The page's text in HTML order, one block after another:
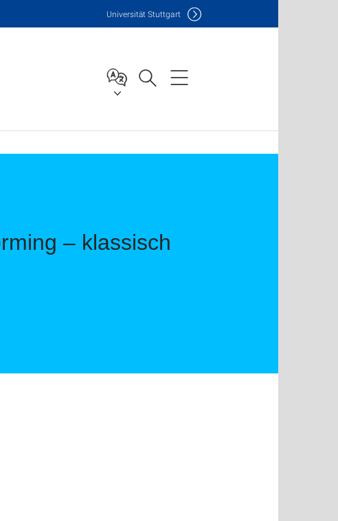
Universität Stuttgart
– klassisch